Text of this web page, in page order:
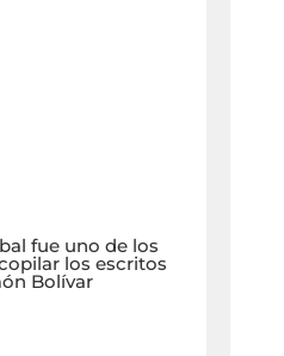
fue uno de los
los escritos
Bolívar